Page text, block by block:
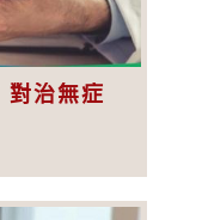
對治無症